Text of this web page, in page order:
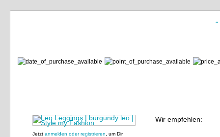
«
Jetzt anmelden oder registrieren , um Dir
Wir empfehlen: